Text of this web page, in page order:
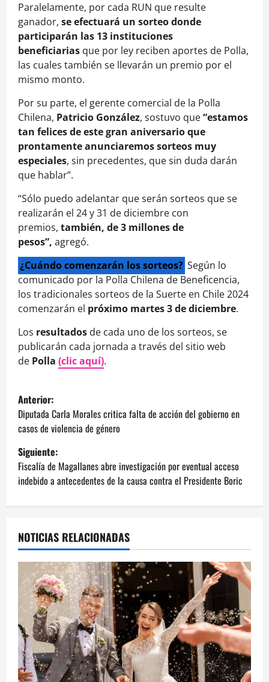
Paralelamente, por cada RUN que resulte
ganador, se efectuará un sorteo donde
participarán las 13 instituciones
beneficiarias que por ley reciben aportes de Polla,
las cuales también se llevarán un premio por el
mismo monto.
Por su parte, el gerente comercial de la Polla
Chilena, Patricio González, sostuvo que“estamos
tan felices de este gran aniversario que
prontamente anunciaremos sorteos muy
especiales, sin precedentes, que sin duda darán
que hablar”.
“Sólo puedo adelantar que serán sorteos que se
realizarán el 24 y 31 de diciembre con
premios, también, de 3 millones de
pesos”, agregó.
¿Cuándo comenzarán los sorteos? Según lo
comunicado por la Polla Chilena de Beneficencia,
los tradicionales sorteos de la Suerte en Chile 2024
comenzarán el próximo martes 3 de diciembre.
Los resultados de cada uno de los sorteos, se
publicarán cada jornada a través del sitio web
de Polla (clic aquí).
N
a
v
e
c
ó
n
d
e
Anterior:
Diputada Carla Morales critica falta de acción del gobierno en
casos de violencia de género
Siguiente:
Fiscalía de Magallanes abre investigación por eventual acceso
indebido a antecedentes de la causa contra el Presidente Boric
NOTICIAS RELACIONADAS